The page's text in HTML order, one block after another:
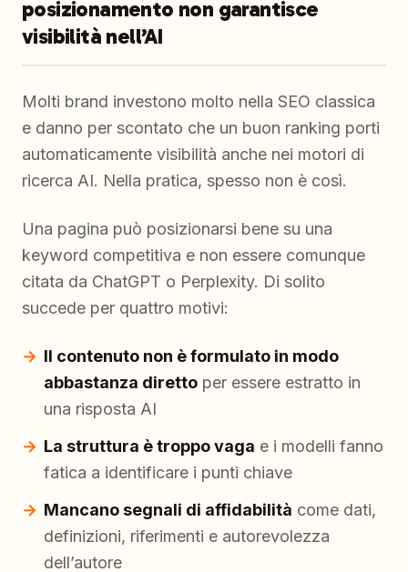
posizionamento non garantisce
visibilità nell’AI
Molti brand investono molto nella SEO classica
e danno per scontato che un buon ranking porti
automaticamente visibilità anche nei motori di
ricerca AI. Nella pratica, spesso non è così.
Una pagina può posizionarsi bene su una
keyword competitiva e non essere comunque
citata da ChatGPT o Perplexity. Di solito
succede per quattro motivi:
Il contenuto non è formulato in modo
abbastanza diretto per essere estratto in
una risposta AI
La struttura è troppo vaga e i modelli fanno
fatica a identificare i punti chiave
Mancano segnali di affidabilità come dati,
definizioni, riferimenti e autorevolezza
dell’autore